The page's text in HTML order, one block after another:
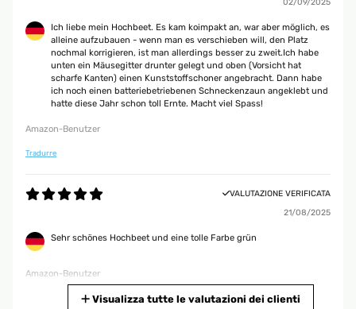
Ich liebe mein Hochbeet. Es kam koimpakt an, war aber möglich, es
alleine aufzubauen - wenn man es verschieben will, den Platz
nochmal korrigieren, ist man allerdings besser zu zweit.Ich habe
unten ein Mäusegitter drunter gelegt und oben (Vorsicht hat
scharfe Kanten) einen Kunststoffschoner angebracht. Dann habe
ich noch einen batteriebetriebenen Schneckenzaun angeklebt und
hatte diese Jahr schon toll Ernte. Macht viel Spass!
Amazon-Benutzer
Tradurre
VALUTAZIONE VERIFICATA
21/08/2025
Sehr schönes Hochbeet und eine tolle Farbe grün
Amazon-Benutzer
Visualizza tutte le valutazioni dei clienti